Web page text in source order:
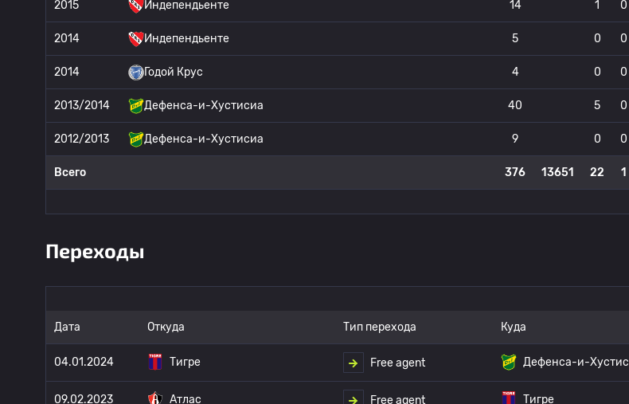
2015 Индепендьенте 14 1 0
2014 Индепендьенте 5 0 0
2014 Годой Крус 4 0 0
2013/2014 Дефенса-и-Хустисиа 40 5 0
2012/2013 Дефенса-и-Хустисиа 9 0 0
Всего 376 13651 22 1
Переходы
Дата Откуда Тип перехода Куда
04.01.2024 Тигре Free agent Дефенса-и-
09.02.2023 Атлас Free agent Тигре